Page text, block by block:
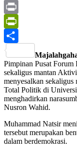
Mail
Email
Print
PrintFriendly
Share
Pimpinan Pusat
sekaligus mantan
menyesalkan sekaligus
Total Politik di
menghadirkan
Nusron Wahid.
Muhammad Natsir
tersebut merupakan
dalam berdemokrasi.